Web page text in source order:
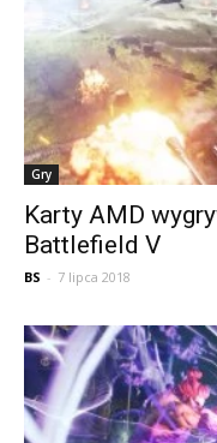
Gry
Karty AMD
Battlefield V
BS - 7 lipca 2018